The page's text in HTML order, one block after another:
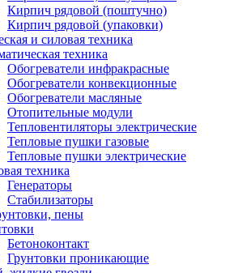
Кирпич рядовой (поштучно)
Кирпич рядовой (упаковки)
и силовая техника
техника
Обогреватели инфракрасные
Обогреватели конвекционные
Обогреватели масляные
Отопительные модули
Тепловентиляторы электрические
Тепловые пушки газовые
Тепловые пушки электрические
техника
Генераторы
Стабилизаторы
пены
Бетоноконтакт
Грунтовки проникающие